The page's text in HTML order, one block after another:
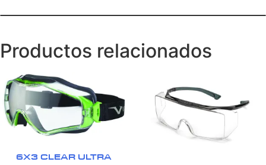
Productos relacionados
6X3 CLEAR ULTRA